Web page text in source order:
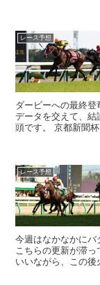
レース予想
ダービーへの最終登
データを交えて、結論を出
頭です。 京都新聞
レース予想
今週はなかなかにバ
こちらの更新が滞っ
いいながら、この後火下